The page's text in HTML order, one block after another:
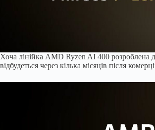
Хоча лінійка AMD Ryzen AI 400 розроблена
відбудеться через кілька місяців після